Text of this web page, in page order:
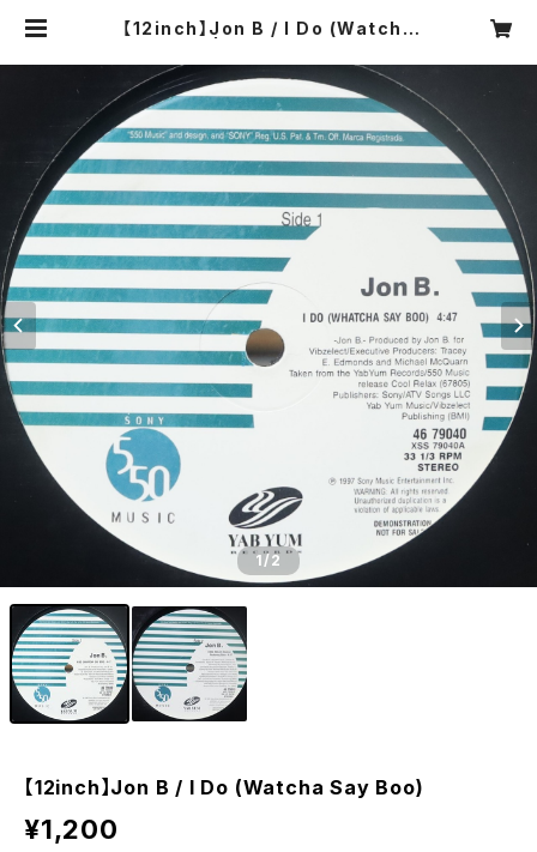
【12inch】Jon B / I Do (Watcha
SIA
1/2
【12inch】Jon B / I Do (Watcha Say Boo)
¥1,200